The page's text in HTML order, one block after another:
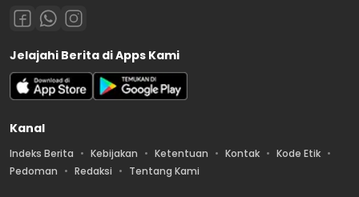
Jelajahi Berita di Apps Kami
Kanal
Indeks Berita Kebijakan Ketentuan Kontak
Kode Etik
Pedoman
Redaksi Tentang Kami